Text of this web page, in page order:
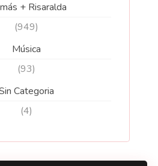
+ Risaralda
(949)
Música
(93)
Categoria
(4)